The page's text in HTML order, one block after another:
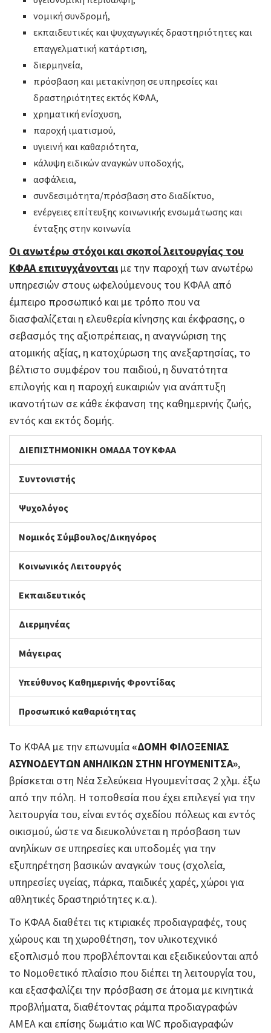
νομική συνδρομή,
εκπαιδευτικές και ψυχαγωγικές δραστηριότητες και
επαγγελματική κατάρτιση,
διερμηνεία,
πρόσβαση και μετακίνηση σε υπηρεσίες και
δραστηριότητες εκτός ΚΦΑΑ,
χρηματική ενίσχυση,
παροχή ιματισμού,
υγιεινή και καθαριότητα,
κάλυψη ειδικών αναγκών υποδοχής,
ασφάλεια,
συνδεσιμότητα/πρόσβαση στο διαδίκτυο,
ενέργειες επίτευξης κοινωνικής ενσωμάτωσης και
ένταξης στην κοινωνία
Οι ανωτέρω στόχοι και σκοποί λειτουργίας του
ΚΦΑΑ επιτυγχάνονταιμε την παροχή των ανωτέρω
υπηρεσιών στους ωφελούμενους του ΚΦΑΑ από
έμπειρο προσωπικό και με τρόπο που να
διασφαλίζεται η ελευθερία κίνησης και έκφρασης, ο
σεβασμός της αξιοπρέπειας, η αναγνώριση της
ατομικής αξίας, η κατοχύρωση της ανεξαρτησίας, το
βέλτιστο συμφέρον του παιδιού, η δυνατότητα
επιλογής και η παροχή ευκαιριών για ανάπτυξη
ικανοτήτων σε κάθε έκφανση της καθημερινής ζωής,
εντός και εκτός δομής.
ΔΙΕΠΙΣΤΗΜΟΝΙΚΗ ΟΜΑΔΑ ΤΟΥ ΚΦΑΑ
Συντονιστής
Ψυχολόγος
Νομικός Σύμβουλος/Δικηγόρος
Κοινωνικός Λειτουργός
Εκπαιδευτικός
Διερμηνέας
Μάγειρας
Υπεύθυνος Καθημερινής Φροντίδας
Προσωπικό καθαριότητας
Το ΚΦΑΑ με την επωνυμία«ΔΟΜΗ ΦΙΛΟΞΕΝΙΑΣ
ΑΣΥΝΟΔΕΥΤΩΝ ΑΝΗΛΙKΩΝ ΣΤΗΝ ΗΓΟΥΜΕΝΙΤΣΑ»,
βρίσκεται στη Νέα Σελεύκεια Ηγουμενίτσας 2 χλμ. έξω
από την πόλη. Η τοποθεσία που έχει επιλεγεί για την
λειτουργία του, είναι εντός σχεδίου πόλεως και εντός
οικισμού, ώστε να διευκολύνεται η πρόσβαση των
ανηλίκων σε υπηρεσίες και υποδομές για την
εξυπηρέτηση βασικών αναγκών τους (σχολεία,
υπηρεσίες υγείας, πάρκα, παιδικές χαρές, χώροι για
αθλητικές δραστηριότητες κ.α.).
Το ΚΦΑΑ διαθέτει τις κτιριακές προδιαγραφές, τους
χώρους και τη χωροθέτηση, τον υλικοτεχνικό
εξοπλισμό που προβλέπονται και εξειδικεύονται από
το Νομοθετικό πλαίσιο που διέπει τη λειτουργία του,
και εξασφαλίζει την πρόσβαση σε άτομα με κινητικά
προβλήματα, διαθέτοντας ράμπα προδιαγραφών
ΑΜΕΑ και επίσης δωμάτιο και WC προδιαγραφών